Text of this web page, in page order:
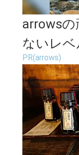
arrowsの
ないレベ
PR(arrows)